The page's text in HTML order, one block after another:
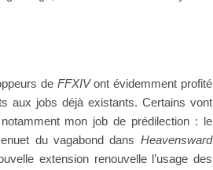
de FFXIVont évidemment profité
aux jobs déjà existants. Certains vont
mon job de prédilection : le
du vagabond dans Heavensward
extension renouvelle l’usage des